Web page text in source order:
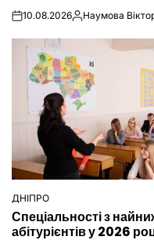
on10.08.2026Опубліковано
Наумова
ОПУБЛІКУВАТИ
У
ДНІПРО
Спеціальності з
абітурієнтів у 2026